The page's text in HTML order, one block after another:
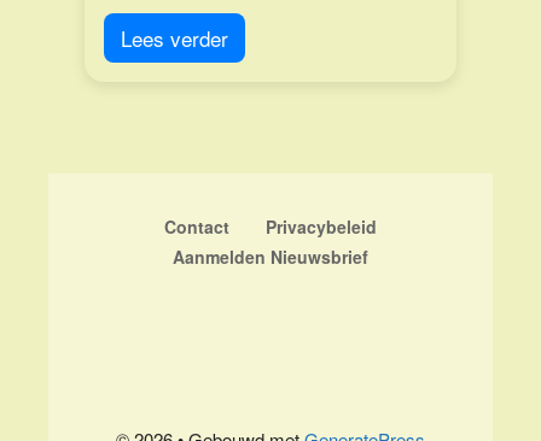
Lees verder
Contact
Privacybeleid
Aanmelden Nieuwsbrief